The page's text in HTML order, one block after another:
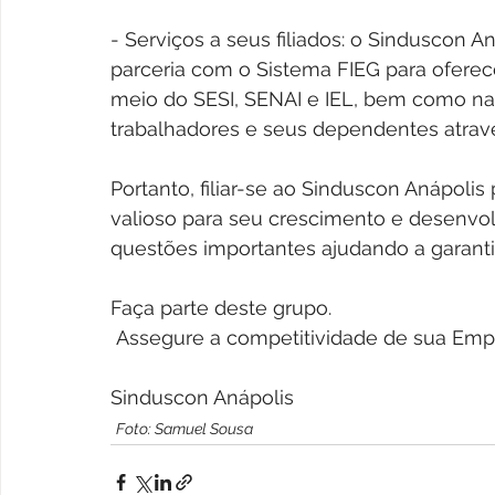
- Serviços a seus filiados: o Sinduscon
parceria com o Sistema FIEG para
meio do SESI, SENAI e IEL, bem como
trabalhadores e seus dependentes
Portanto, filiar-se ao Sinduscon
valioso para seu crescimento e
questões importantes ajudando a
Faça parte deste grupo.
Assegure a competitividade de sua
Sinduscon Anápolis
Foto: Samuel Sousa